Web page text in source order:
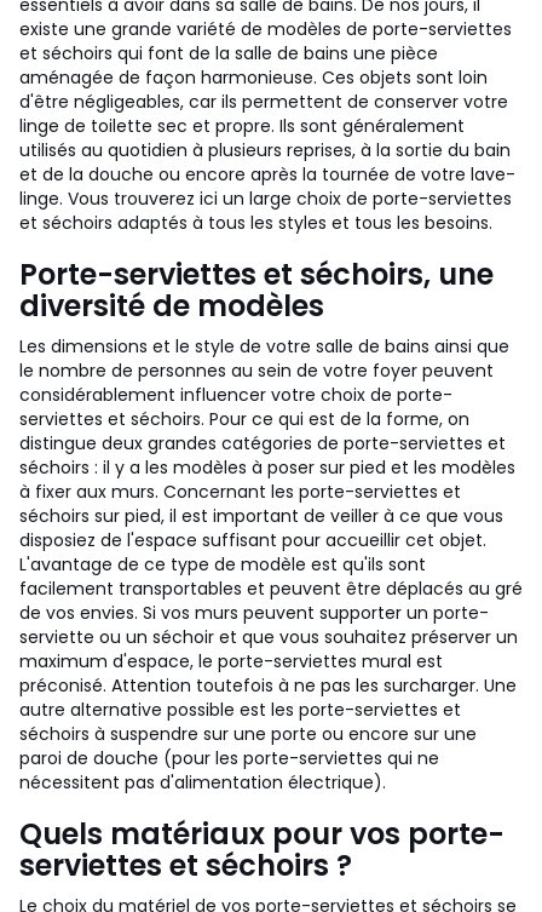
essentiels à avoir dans sa salle de bains. De nos jours, il
existe une grande variété de modèles de porte-serviettes
et séchoirs qui font de la salle de bains une pièce
aménagée de façon harmonieuse. Ces objets sont loin
d'être négligeables, car ils permettent de conserver votre
linge de toilette sec et propre. Ils sont généralement
utilisés au quotidien à plusieurs reprises, à la sortie du bain
et de la douche ou encore après la tournée de votre lave-
linge. Vous trouverez ici un large choix de porte-serviettes
et séchoirs adaptés à tous les styles et tous les besoins.
Porte-serviettes et séchoirs, une
diversité de modèles
Les dimensions et le style de votre salle de bains ainsi que
le nombre de personnes au sein de votre foyer peuvent
considérablement influencer votre choix de porte-
serviettes et séchoirs. Pour ce qui est de la forme, on
distingue deux grandes catégories de porte-serviettes et
séchoirs : il y a les modèles à poser sur pied et les modèles
à fixer aux murs. Concernant les porte-serviettes et
séchoirs sur pied, il est important de veiller à ce que vous
disposiez de l'espace suffisant pour accueillir cet objet.
L'avantage de ce type de modèle est qu'ils sont
facilement transportables et peuvent être déplacés au gré
de vos envies. Si vos murs peuvent supporter un porte-
serviette ou un séchoir et que vous souhaitez préserver un
maximum d'espace, le porte-serviettes mural est
préconisé. Attention toutefois à ne pas les surcharger. Une
autre alternative possible est les porte-serviettes et
séchoirs à suspendre sur une porte ou encore sur une
paroi de douche (pour les porte-serviettes qui ne
nécessitent pas d'alimentation électrique).
Quels matériaux pour vos porte-
serviettes et séchoirs ?
Le choix du matériel de vos porte-serviettes et séchoirs se